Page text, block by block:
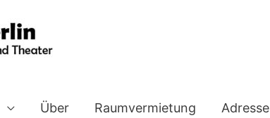
Über Raumvermietung Adresse